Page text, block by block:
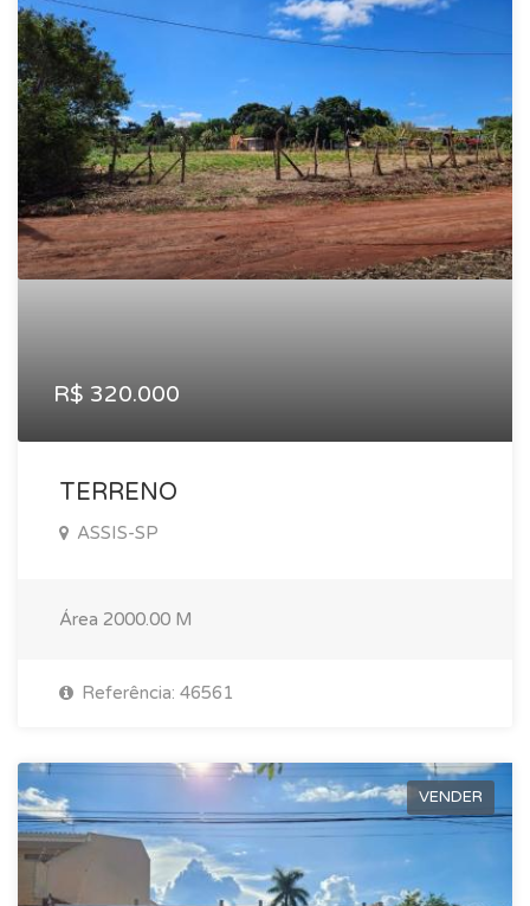
R$ 320.000
TERRENO
ASSIS-SP
Área 2000.00 M
Referência: 46561
VENDER